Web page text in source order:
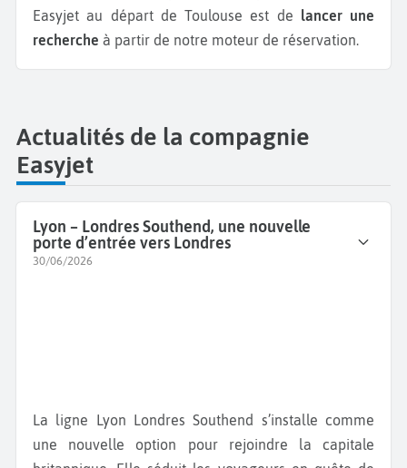
Easyjet au départ de Toulouse est de
lancer une
recherche à partir de notre moteur de réservation.
Actualités de la compagnie
Easyjet
Lyon – Londres Southend, une nouvelle
porte d’entrée vers Londres
30/06/2026
La ligne Lyon Londres Southend s’installe comme
une nouvelle option pour rejoindre la capitale